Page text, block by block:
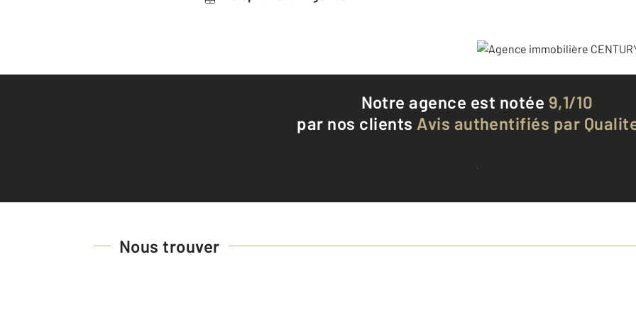
Notre agence est notée 9,1/10
par nos clients Avis authentifiés par
Voir tous les avis clients
Nous trouver